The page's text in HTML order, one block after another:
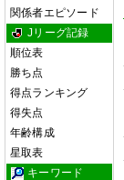
関係者エピソード
Jリーグ記録
順位表
勝ち点
得点ランキング
得失点
年齢構成
星取表
キーワード